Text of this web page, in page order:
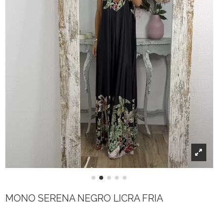
MONO SERENA NEGRO LICRA FRIA